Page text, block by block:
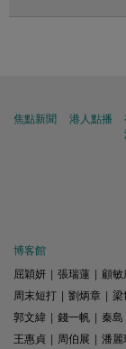
焦點新聞 港人點播
博客館
屈穎妍
張瑞蓮 顧敏
周末短打
劉炳章 梁
郭文緯
錢一帆 秦島
王惠貞
周伯展 潘麗